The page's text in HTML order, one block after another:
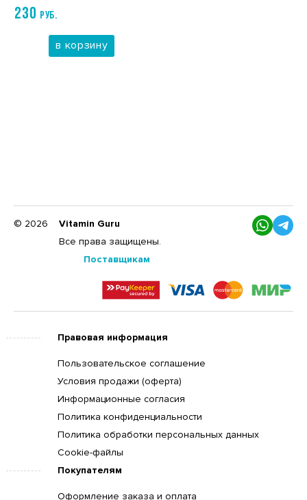
230 РУБ.
в корзину
© 2026
Vitamin Guru
Все права защищены.
Поставщикам
Правовая информация
Пользовательское соглашение
Условия продажи (оферта)
Информационные согласия
Политика конфиденциальности
Политика обработки персональных данных
Cookie-файлы
Покупателям
Оформление заказа и оплата